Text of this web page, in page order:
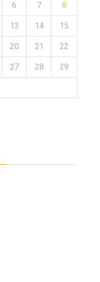
6 7 8
13 14 15
20 21 22
27 28 29